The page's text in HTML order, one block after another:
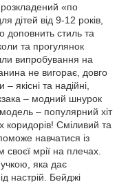
«по
дітей від 9-12 років,
доповнить стиль та
та прогулянок
випробування на
не вигорає, довго
якісні та надійні,
– модний шнурок
– популярний хіт
коридорів! Сміливий та
навчатися із
мрії на плечах.
яка дає
настрій. Бейджі